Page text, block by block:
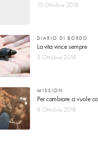
15 Ottobre 2018
DIARIO DI BORDO
La vita vince sempre
8 Ottobre 2018
MISSION
Per cambiare ci vuole
8 Ottobre 2018